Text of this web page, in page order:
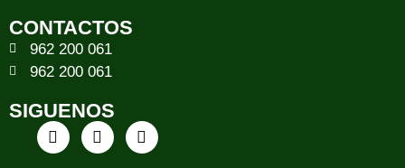
CONTACTOS
962 200 061
962 200 061
SIGUENOS